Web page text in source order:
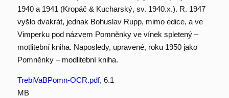
1940 a 1941 (Kropáč & Kucharský, sv. 1940.x.). R. 1947
vyšlo dvakrát, jednak Bohuslav Rupp, mimo edice, a ve
Vimperku pod názvem Pomněnky ve vínek spletený –
motlitební kniha. Naposledy, upravené, roku 1950 jako
Pomněnky – modlitební kniha.
TrebiVaBPomn-OCR.pdf, 6.1
MB